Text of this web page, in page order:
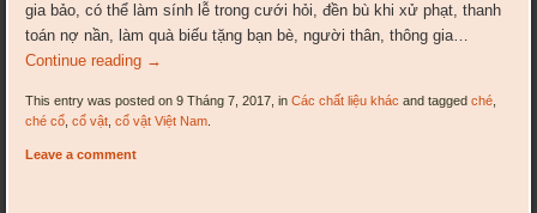
gia bảo, có thể làm sính lễ trong cưới hỏi, đền bù khi xử phạt, thanh
toán nợ nần, làm quà biếu tặng bạn bè, người thân, thông gia…
Continue reading →
This entry was posted on 9 Tháng 7, 2017, inCác chất liệu khác and taggedché
ché cổ ,cổ vật ,cổ vật Việt Nam
Leave a comment